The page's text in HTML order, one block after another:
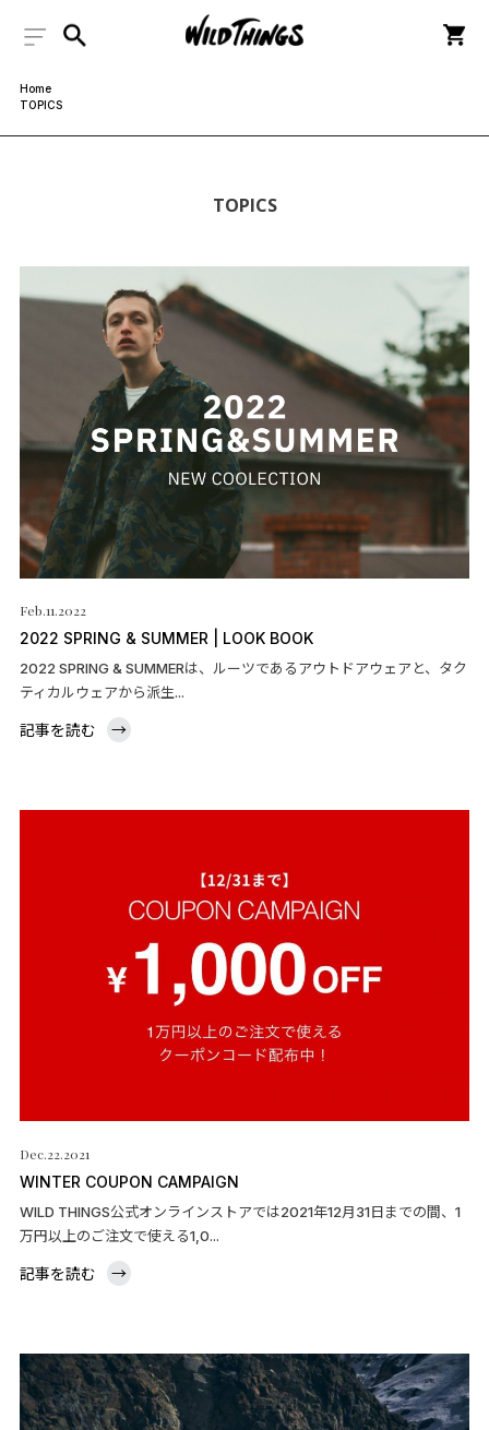
Home
TOPICS
TOPICS
Feb.11.2022
2022 SPRING & SUMMER | LOOK BOOK
2022 SPRING & SUMMERは、ルーツであるアウトドアウェアと、タク
ティカルウェアから派生...
記事を読む →
Dec.22.2021
WINTER COUPON CAMPAIGN
WILD THINGS公式オンラインストアでは2021年12月31日までの間、1
万円以上のご注文で使える1,0...
記事を読む →